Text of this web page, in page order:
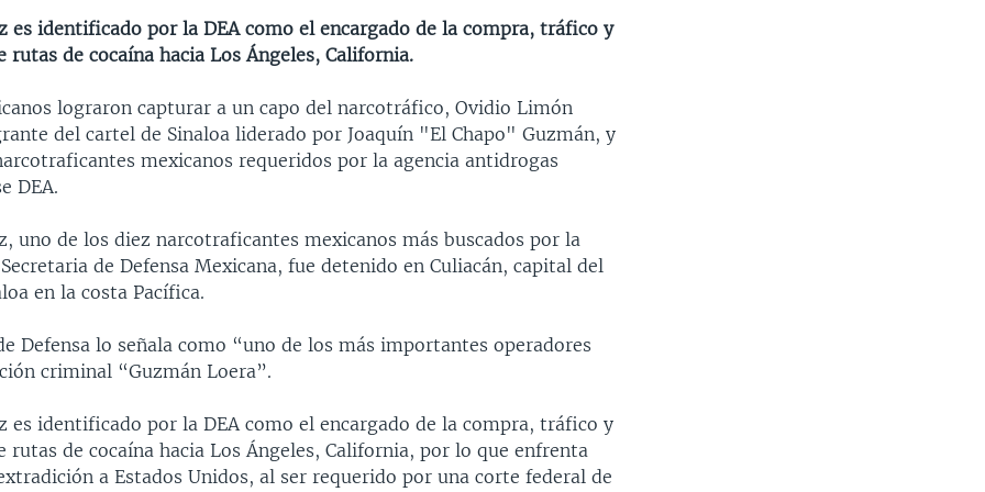
es identificado por la DEA como el encargado de la compra, tráfico y
rutas de cocaína hacia Los Ángeles, California.
lograron capturar a un capo del narcotráfico, Ovidio Limón
del cartel de Sinaloa liderado por Joaquín "El Chapo" Guzmán, y
mexicanos requeridos por la agencia antidrogas
DEA.
uno de los diez narcotraficantes mexicanos más buscados por la
de Defensa Mexicana, fue detenido en Culiacán, capital del
en la costa Pacífica.
Defensa lo señala como “uno de los más importantes operadores
criminal “Guzmán Loera”.
es identificado por la DEA como el encargado de la compra, tráfico y
rutas de cocaína hacia Los Ángeles, California, por lo que enfrenta
a Estados Unidos, al ser requerido por una corte federal de